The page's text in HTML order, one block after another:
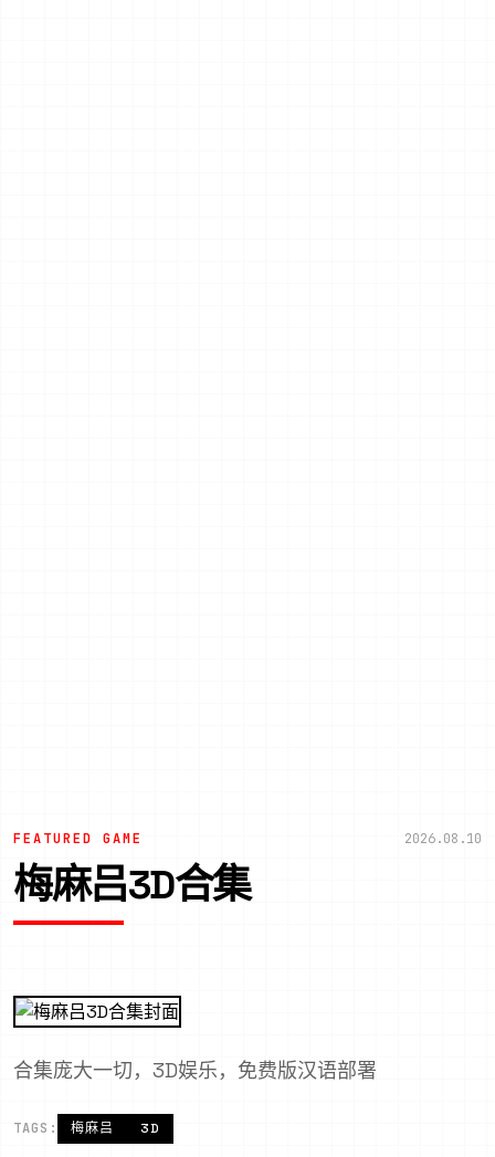
FEATURED GAME 2026.08.10
梅麻吕3D合集
合集庞大一切，3D娱乐，免费版汉语部署
TAGS: 梅麻吕 3D